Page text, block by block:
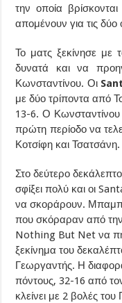
την οποία
απομένουν για τις δύο
Το ματς ξεκίνησε με
δυνατά και να
Κωνσταντίνου. Οι
με δύο τρίποντα από
13-6. Ο
πρώτη περίοδο να
Κοτσίφη και Τσατσάνη.
Στο δεύτερο
σφίξει πολύ και οι
να σκοράρουν.
που σκόραραν από
Nothing But Net να
ξεκίνημα του
Γεωργαντής. Η
πόντους, 32-16 από
κλείνει με 2 βολές